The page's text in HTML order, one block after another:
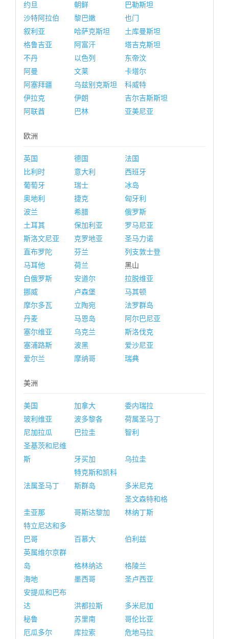
约旦
朝鲜
巴勒斯坦
沙特阿拉伯
黎巴嫩
也门
叙利亚
哈萨克斯坦
土库曼斯坦
格鲁吉亚
阿富汗
塔吉克斯坦
不丹
以色列
东帝汶
阿曼
文莱
卡塔尔
阿塞拜疆
乌兹别克斯坦
科威特
伊拉克
伊朗
吉尔吉斯斯坦
阿联酋
巴林 亚美尼亚
欧洲
英国 德国
法国
比利时
意大利
西班牙
葡萄牙
瑞士
冰岛
奥地利
捷克
匈牙利
波兰
希腊
俄罗斯
土耳其
保加利亚
罗马尼亚
斯洛文尼亚
克罗地亚
圣马力诺
直布罗陀
芬兰
列支敦士登
马耳他
荷兰
黑山
白俄罗斯
安道尔
拉脱维亚
挪威
卢森堡
马其顿
摩尔多瓦
立陶宛
法罗群岛
丹麦
马恩岛
阿尔巴尼亚
塞尔维亚
乌克兰
斯洛伐克
塞浦路斯
波黑
爱沙尼亚
爱尔兰
摩纳哥 瑞典
美洲
美国 加拿大
委内瑞拉
玻利维亚
波多黎各
荷属圣马丁
尼加拉瓜
巴拉圭
智利
圣基茨和尼维
斯
牙买加 乌拉圭
法属圣马丁
特克斯和凯科
斯群岛
多米尼克
圭亚那 哥斯达黎加
圣文森特和格
林纳丁斯
特立尼达和多
巴哥
百慕大
伯利兹
英属维尔京群
岛
格林纳达
格陵兰
海地
墨西哥
圣卢西亚
安提瓜和巴布
达
洪都拉斯
多米尼加
秘鲁
苏里南
哥伦比亚
厄瓜多尔
库拉索
危地马拉